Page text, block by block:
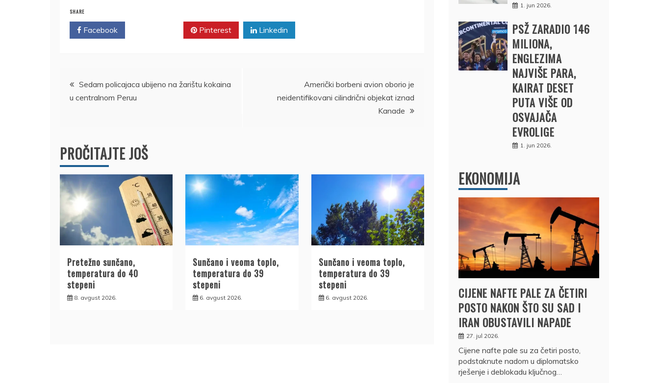
SHARE
Facebook Pinterest Linkedin
Kretanje
članka
Sedam policajaca ubijeno na žarištu kokaina
u centralnom Peruu
Američki borbeni avion oborio je
neidentifikovani cilindrični objekat iznad
Kanade
PROČITAJTE JOŠ
Pretežno sunčano,
temperatura do 40
stepeni
8. avgust 2026.
Sunčano i veoma toplo,
temperatura do 39
stepeni
6. avgust 2026.
Sunčano i veoma toplo,
temperatura do 39
stepeni
6. avgust 2026.
1. jun 2026.
PSŽ ZARADIO 146
MILIONA,
ENGLEZIMA
NAJVIŠE PARA,
KAIRAT DESET
PUTA VIŠE OD
OSVAJAČA
EVROLIGE
1. jun 2026.
EKONOMIJA
CIJENE NAFTE PALE ZA ČETIRI
POSTO NAKON ŠTO SU SAD I
IRAN OBUSTAVILI NAPADE
27. jul 2026.
Cijene nafte pale su za četiri posto,
podstaknute nadom u diplomatsko
rješenje i deblokadu ključnog…